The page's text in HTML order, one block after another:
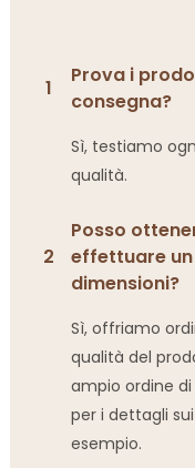
1
Prova i
consegna?
Sì, testiamo
qualità.
2
Posso
effettuare
dimensioni?
Sì, offriamo
qualità del
ampio ordine
per i dettagli
esempio.